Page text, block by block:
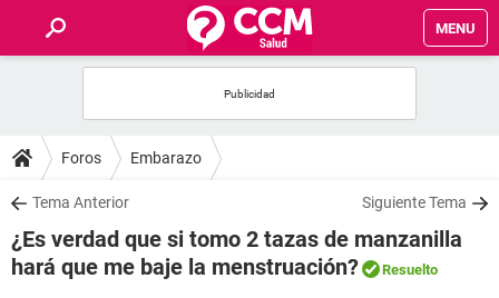
MENU
FOROS
SALUD
FAMILIA
Foros Embarazo
Tema Anterior Siguiente Tema
¿Es verdad que si tomo 2 tazas de manzanilla
hará que me baje la menstruación?
Resuelto